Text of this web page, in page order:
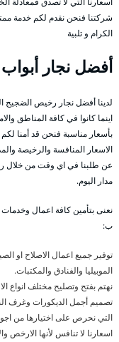
شركتنا فنحن نقدم لكم خدمة
الكرام و تلبية
أفضل نجار
لدينا أفضل نجار رخيص الضجيج
اينما كانوا في كافة المناطق
بأسعار مناسبة فنحن قد أمنا
الاسعار المنافسة والرخيصة
مدار اليوم.
نعنى بتأمين كافة اعمال
ب:
توفير جميع اعمال الاصلاح او
الموبيليا والفنادق والمكتبات.
نهتم بفتح وتصليح مختلف انواع
تصميم أجمل الديكورات وغرف
التي نحرص على اختيارها من
اسعارنا لا تنافس لأنها